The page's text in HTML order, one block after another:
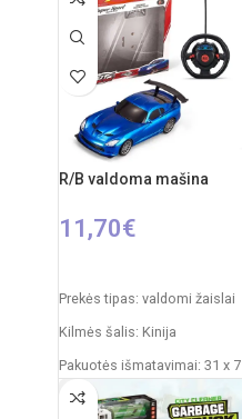
Rekomenduojamas amžius:
nuo 3 metų
Reikalingi elementai:4×AA
mašinai+ 2×AA pultui
R/B valdoma mašina
11,70€
Prekės tipas: valdomi žaislai
Kilmės šalis: Kinija
Pakuotės išmatavimai: 31 x 7
x 25 cm